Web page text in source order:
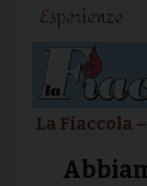
Esperienze
La Fiaccola